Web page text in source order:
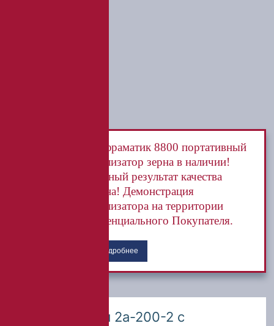
Инфраматик 8800 портативный
анализатор зерна в наличии!
Точный результат качества
зерна! Демонстрация
анализатора на территории
потенциального Покупателя.
Подробнее
Колба мерная 2а-200-2 с